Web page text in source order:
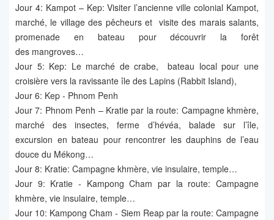
Jour 4: Kampot – Kep: Visiter l’ancienne ville colonial Kampot,
marché, le village des pêcheurs et visite des marais salants,
promenade en bateau pour découvrir la forêt
des mangroves…
Jour 5: Kep: Le marché de crabe, bateau local pour une
croisière vers la ravissante île des Lapins (Rabbit Island),
Jour 6: Kep - Phnom Penh
Jour 7: Phnom Penh – Kratie par la route: Campagne khmère,
marché des insectes, ferme d’hévéa, balade sur l’île,
excursion en bateau pour rencontrer les dauphins de l’eau
douce du Mékong…
Jour 8: Kratie: Campagne khmère, vie insulaire, temple…
Jour 9: Kratie - Kampong Cham par la route: Campagne
khmère, vie insulaire, temple…
Jour 10: Kampong Cham - Siem Reap par la route: Campagne